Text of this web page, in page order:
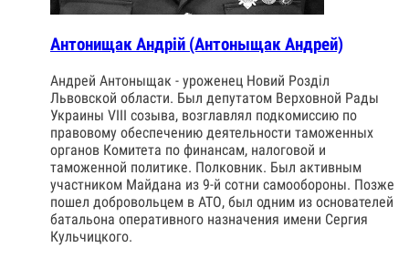
Антонищак Андрій (Антоныщак Андрей)
Андрей Антоныщак - уроженец Новий Розділ
Львовской области. Был депутатом Верховной Рады
Украины VIII созыва, возглавлял подкомиссию по
правовому обеспечению деятельности таможенных
органов Комитета по финансам, налоговой и
таможенной политике. Полковник. Был активным
участником Майдана из 9-й сотни самообороны. Позже
пошел добровольцем в АТО, был одним из основателей
батальона оперативного назначения имени Сергия
Кульчицкого.